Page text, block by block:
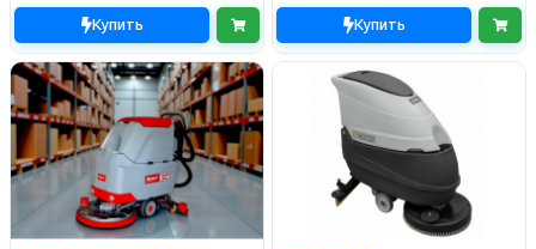
Купить Купить